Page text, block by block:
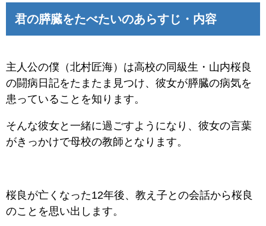
君の膵臓をたべたいのあらすじ・内容
主人公の僕（北村匠海）は高校の同級生・山内桜良
の闘病日記をたまたま見つけ、彼女が膵臓の病気を
患っていることを知ります。
そんな彼女と一緒に過ごすようになり、彼女の言葉
がきっかけで母校の教師となります。
桜良が亡くなった12年後、教え子との会話から桜良
のことを思い出します。